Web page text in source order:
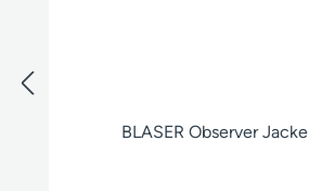
BLASER Observer